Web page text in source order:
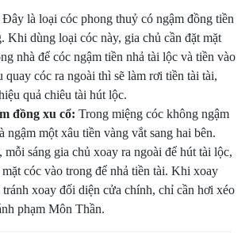
Đây là loại cóc phong thuỷ có ngậm đồng tiền
Khi dùng loại cóc này, gia chủ cần đặt mặt
nhà để cóc ngậm tiền nhả tài lộc và tiền vào
quay cóc ra ngoài thì sẽ làm rơi tiền tài tài,
quả chiêu tài hút lộc.
đồng xu cổ: Trong miệng cóc không ngậm
ngậm một xâu tiền vàng vắt sang hai bên.
sáng gia chủ xoay ra ngoài để hút tài lộc,
cóc vào trong để nhả tiền tài. Khi xoay
tránh xoay đối diện cửa chính, chỉ cần hơi xéo
phạm Môn Thần.